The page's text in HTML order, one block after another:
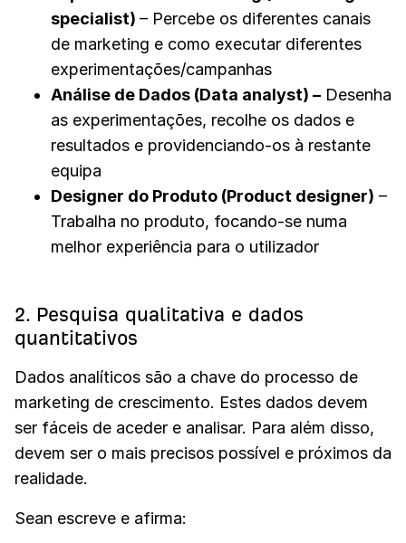
specialist) – Percebe os diferentes canais
de marketing e como executar diferentes
experimentações/campanhas
Análise de Dados (Data analyst) – Desenha
as experimentações, recolhe os dados e
resultados e providenciando-os à restante
equipa
Designer do Produto (Product designer) –
Trabalha no produto, focando-se numa
melhor experiência para o utilizador
2. Pesquisa qualitativa e dados
quantitativos
Dados analíticos são a chave do processo de
marketing de crescimento. Estes dados devem
ser fáceis de aceder e analisar. Para além disso,
devem ser o mais precisos possível e próximos da
realidade.
Sean escreve e afirma: